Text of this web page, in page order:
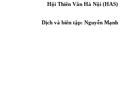
Hội Thiên Văn Hà Nội (HAS)
Dịch và biên tập: Nguyễn Mạnh